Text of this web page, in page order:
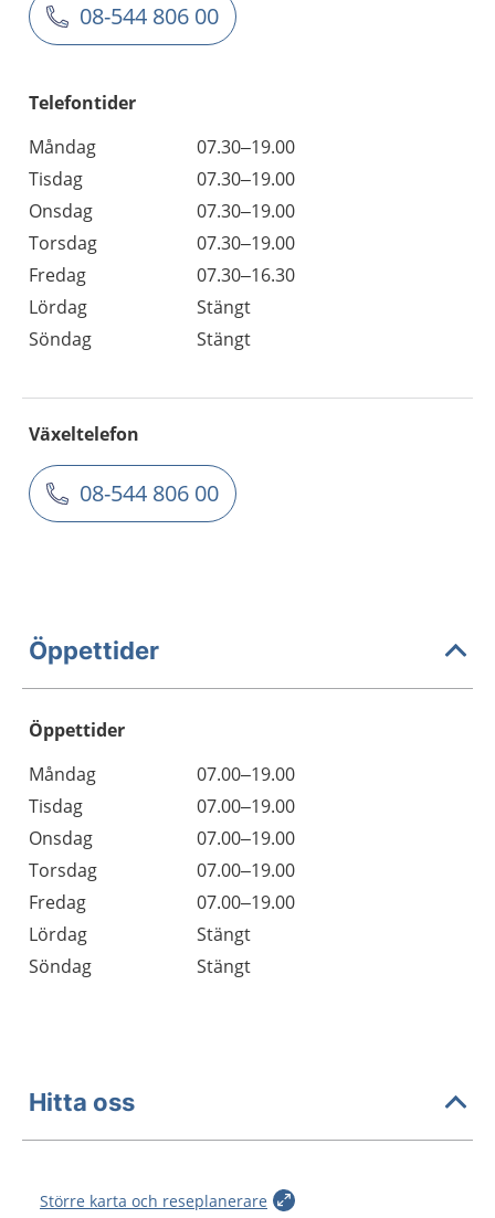
08-544 806 00
Telefontider
Måndag
07.30–19.00
Tisdag
07.30–19.00
Onsdag
07.30–19.00
Torsdag
07.30–19.00
Fredag
07.30–16.30
Lördag
Stängt
Söndag
Stängt
Växeltelefon
08-544 806 00
Öppettider
Öppettider
Dag
Öppettider
Kommentarer
Måndag
07.00–19.00
Tisdag
07.00–19.00
Onsdag
07.00–19.00
Torsdag
07.00–19.00
Fredag
07.00–19.00
Lördag
Stängt
Söndag
Stängt
Hitta oss
Större karta och reseplanerare